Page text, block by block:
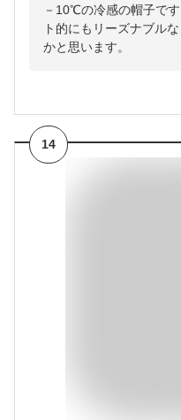
－10℃の冷感の帽子で
ト的にもリーズナブル
かと思います。
14